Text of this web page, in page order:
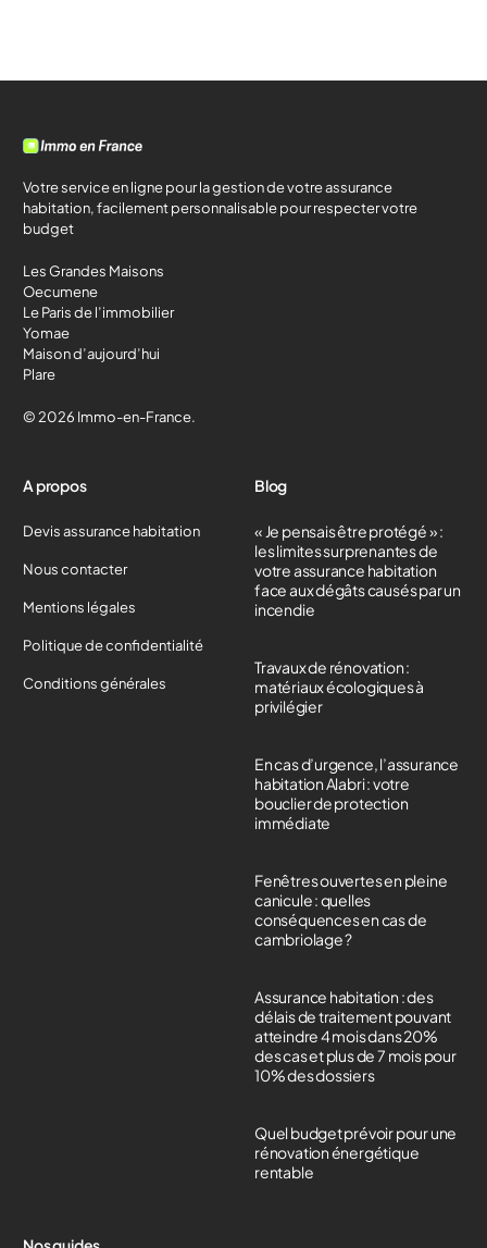
Votre service en ligne pour la gestion de votre assurance
habitation, facilement personnalisable pour respecter votre
budget
Les Grandes Maisons
Oecumene
Le Paris de l’immobilier
Yomae
Maison d’aujourd’hui
Plare
© 2026 Immo-en-France.
A propos
Devis assurance habitation
Nous contacter
Mentions légales
Politique de confidentialité
Conditions générales
Blog
« Je pensais être protégé » :
les limites surprenantes de
votre assurance habitation
face aux dégâts causés par un
incendie
Travaux de rénovation :
matériaux écologiques à
privilégier
En cas d’urgence, l’assurance
habitation Alabri : votre
bouclier de protection
immédiate
Fenêtres ouvertes en pleine
canicule : quelles
conséquences en cas de
cambriolage ?
Assurance habitation : des
délais de traitement pouvant
atteindre 4 mois dans 20%
des cas et plus de 7 mois pour
10% des dossiers
Quel budget prévoir pour une
rénovation énergétique
rentable